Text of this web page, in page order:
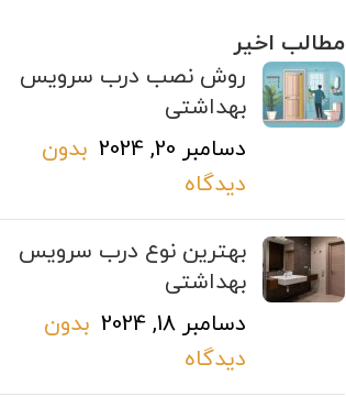
مطالب اخیر
روش نصب درب سرویس
بهداشتی
دسامبر 20, 2024
بدون
دیدگاه
بهترین نوع درب سرویس
بهداشتی
دسامبر 18, 2024
بدون
دیدگاه